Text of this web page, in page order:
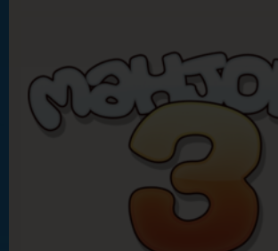
Active Fun